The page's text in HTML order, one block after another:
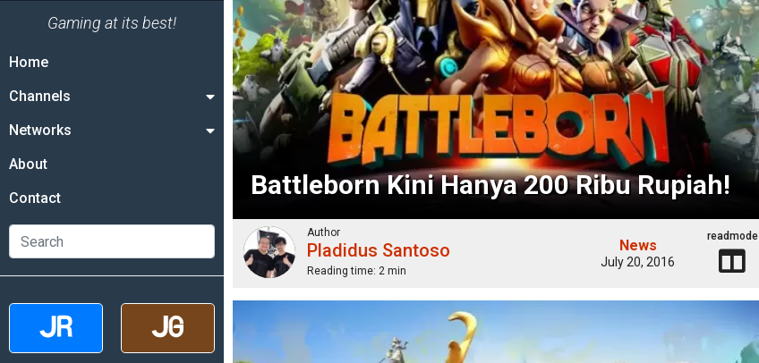
Gaming at its best!
Home
Channels
Networks
About
Contact
Battleborn Kini Hanya 200 Ribu Rupiah!
Author
Pladidus Santoso
Reading time: 2 min
News
July 20, 2016
readmode